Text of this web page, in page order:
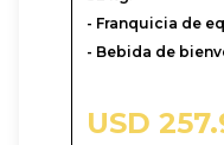
- Franquicia de
- Bebida de
USD